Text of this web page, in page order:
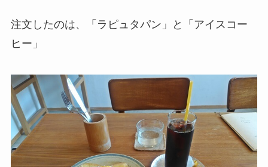
注文したのは、「ラピュタパン」と「アイスコー
ヒー」